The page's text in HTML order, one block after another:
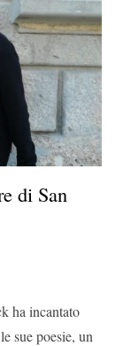
di San
ha incantato
sue poesie, un